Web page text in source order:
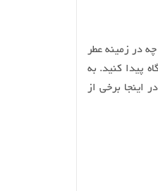
در زمینه عطر
پیدا کنید. به
اینجا برخی از